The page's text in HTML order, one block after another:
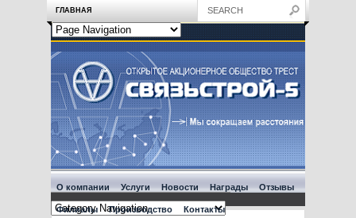
ГЛАВНАЯ
О компании Услуги Новости Награды Отзывы
Филиалы Производство Контакты